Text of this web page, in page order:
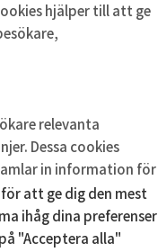
att ge dig den mest
ihåg dina preferenser
"Acceptera alla"
hjälper till att ge
relevanta
Dessa cookies
in information för